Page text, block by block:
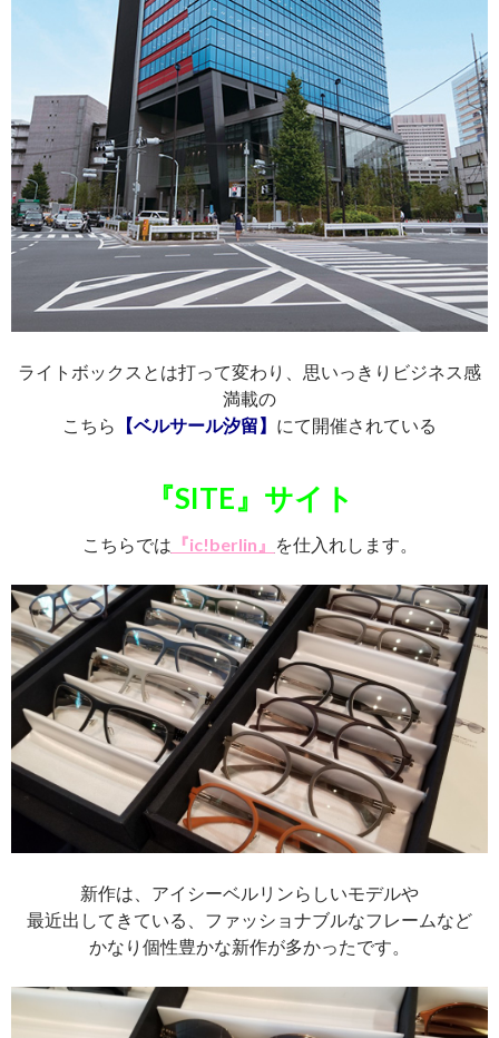
ライトボックスとは打って変わり、思いっきりビジネス感
満載の
こちら
【ベルサール汐留】 にて開催されている
『SITE』サイト
こちらでは 『ic!berlin』 を仕入れします。
新作は、アイシーベルリンらしいモデルや
最近出してきている、ファッショナブルなフレームなど
かなり個性豊かな新作が多かったです。